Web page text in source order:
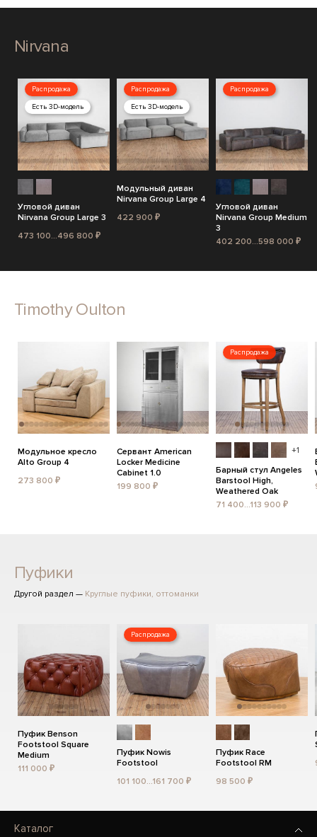
Nirvana
Распродажа
Есть 3D-модель
Угловой диван
Nirvana Group Large 3
473 100...496 800 ₽
Распродажа
Есть 3D-модель
Модульный диван
Nirvana Group Large 4
422 900 ₽
Распродажа
Угловой диван
Nirvana Group Medium
3
402 200...598 000 ₽
Timothy Oulton
Модульное кресло
Alto Group 4
273 800 ₽
Сервант American
Locker Medicine
Cabinet 1.0
199 800 ₽
Распродажа
+1
Барный стул Angeles
Barstool High,
Weathered Oak
71 400...113 900 ₽
Пуфики
Другой раздел — Круглые пуфики, оттоманки
Пуфик Benson
Footstool Square
Medium
111 000 ₽
Распродажа
Пуфик Nowis
Footstool
101 100...161 700 ₽
Пуфик Race
Footstool RM
98 500 ₽
Каталог